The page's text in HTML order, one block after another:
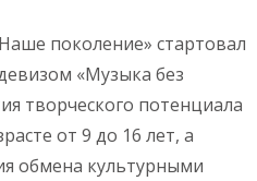
поколение» стартовал
«Музыка без
творческого потенциала
от 9 до 16 лет, а
обмена культурными